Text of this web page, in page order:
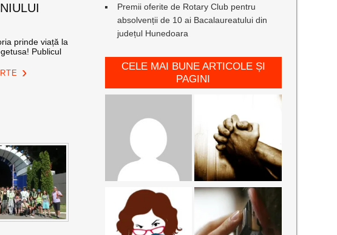
prinde viață la
Publicul
Premii oferite de Rotary Club pentru
absolvenții de 10 ai Bacalaureatului din
județul Hunedoara
CELE MAI BUNE ARTICOLE ȘI
PAGINI